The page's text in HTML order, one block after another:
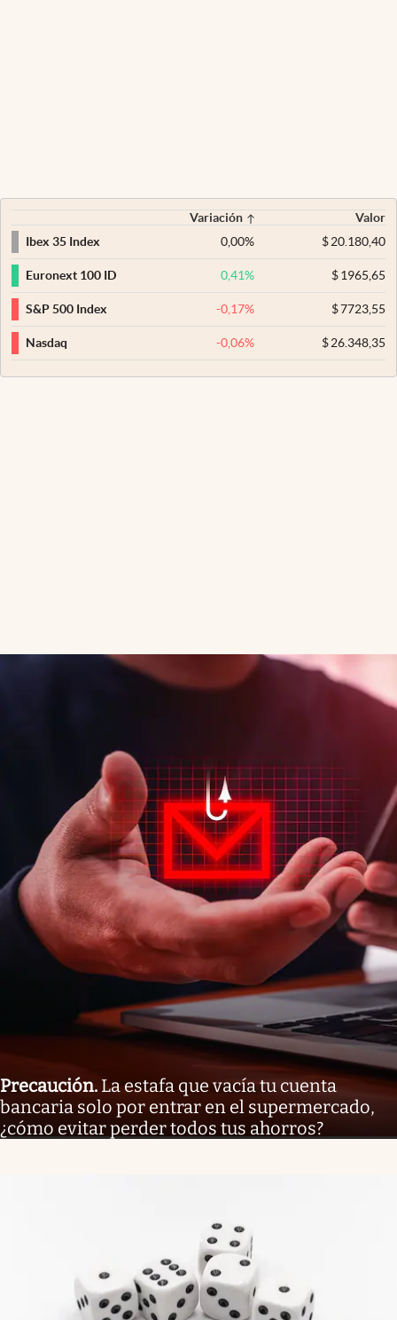
Variación
Valor
Ibex 35 Index
0,00% $20.180,40
Euronext 100 ID 0,41% $1965,65
S&P 500 Index -0,17% $7723,55
Nasdaq -0,06% $26.348,35
Precaución. La estafa que vacía tu cuenta
bancaria solo por entrar en el supermercado,
¿cómo evitar perder todos tus ahorros?